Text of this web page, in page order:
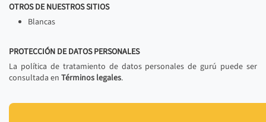
OTROS DE NUESTROS SITIOS
Blancas
PROTECCIÓN DE DATOS PERSONALES
La política de tratamiento de datos personales de gurú puede ser
consultada en Términos legales.